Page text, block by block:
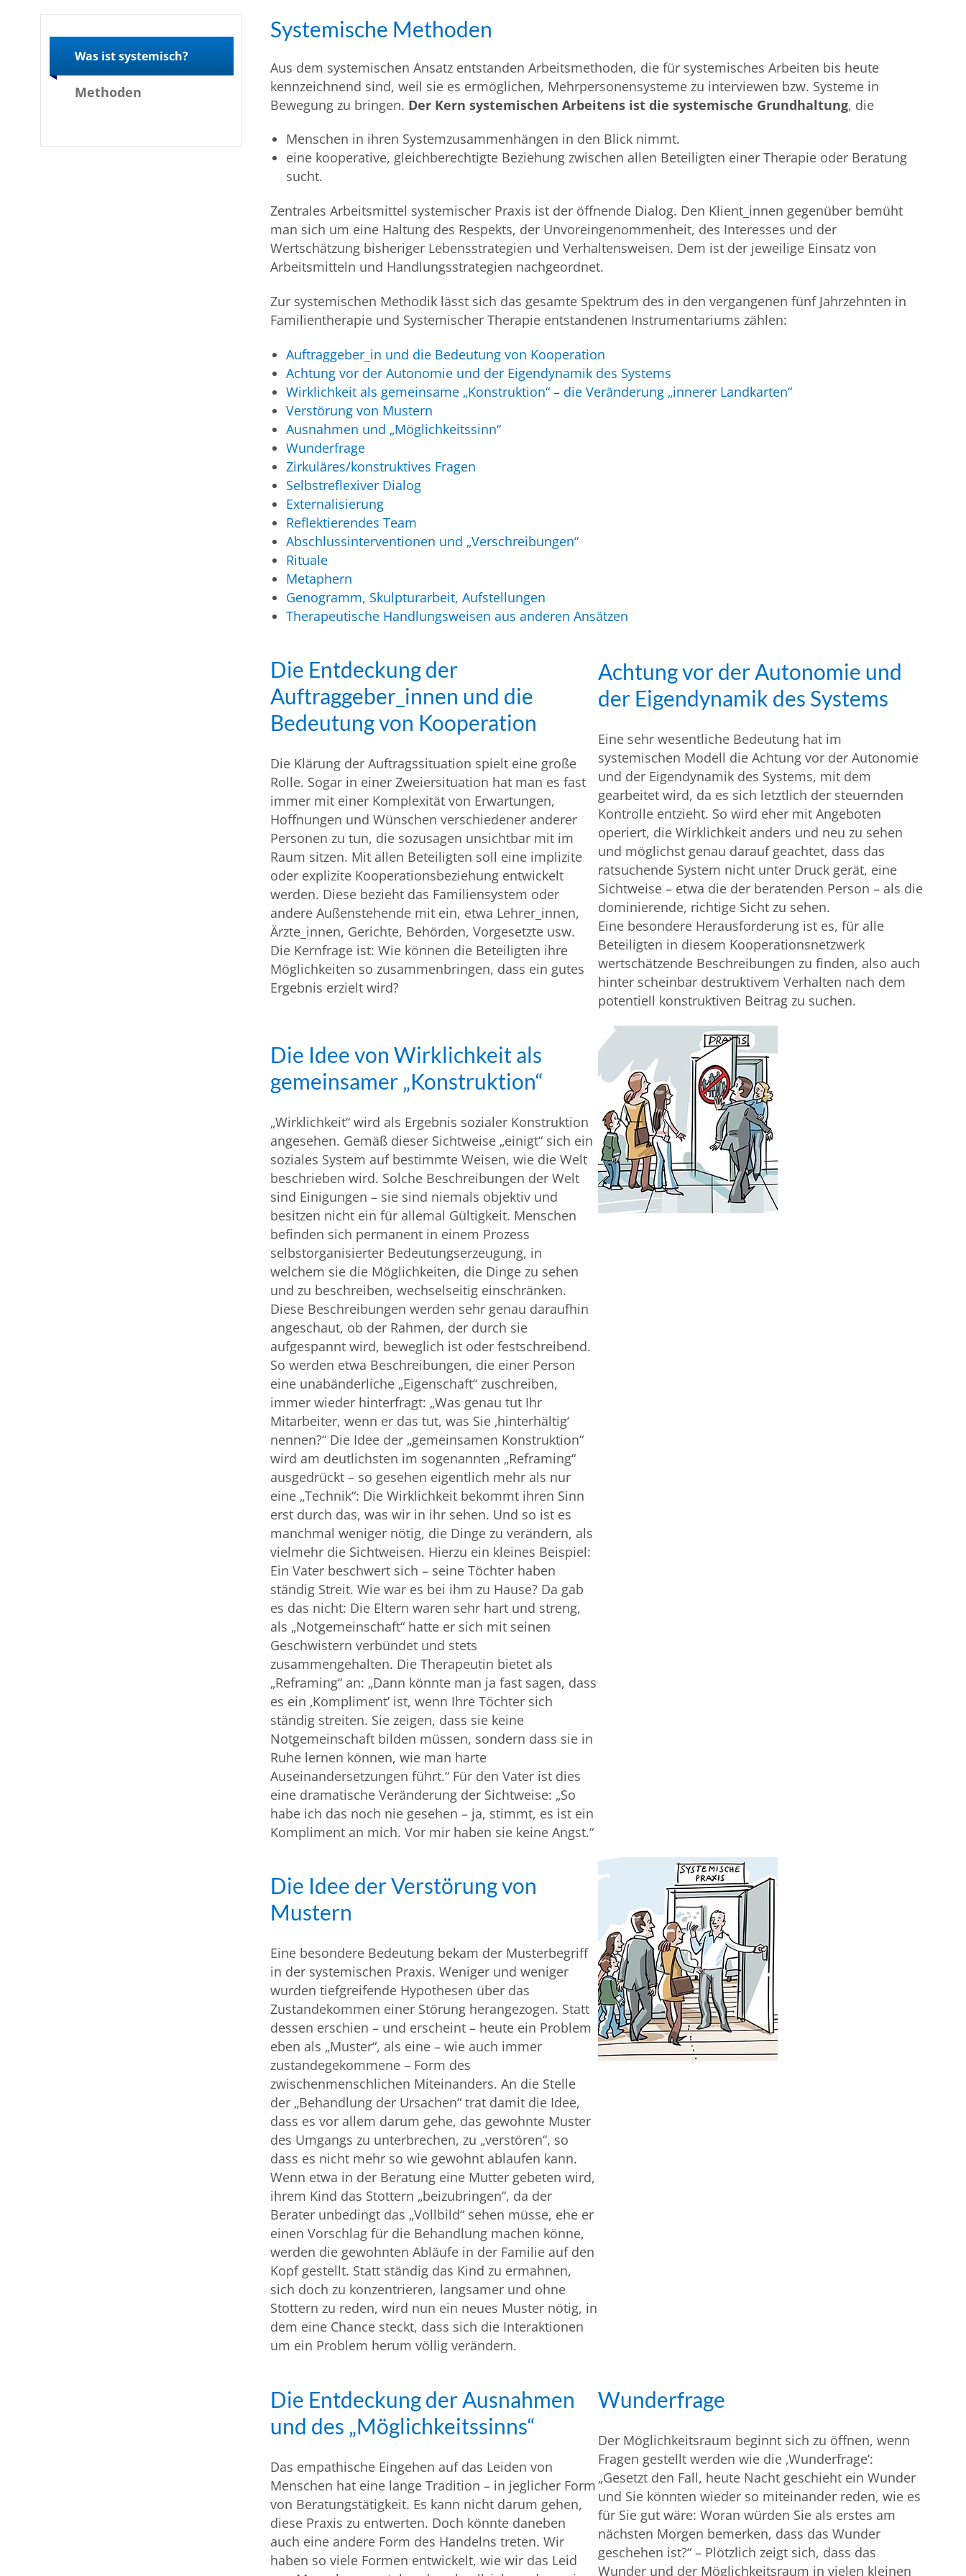
Was ist systemisch?
Methoden
Systemische Methoden
Aus dem systemischen Ansatz entstanden Arbeitsmethoden, die für systemisches Arbeiten bis heute
kennzeichnend sind, weil sie es ermöglichen, Mehrpersonensysteme zu interviewen bzw. Systeme in
Bewegung zu bringen. Der Kern systemischen Arbeitens ist die systemische Grundhaltung, die
Menschen in ihren Systemzusammenhängen in den Blick nimmt.
eine kooperative, gleichberechtigte Beziehung zwischen allen Beteiligten einer Therapie oder Beratung
sucht.
Zentrales Arbeitsmittel systemischer Praxis ist der öffnende Dialog. Den Klient_innen gegenüber bemüht
man sich um eine Haltung des Respekts, der Unvoreingenommenheit, des Interesses und der
Wertschätzung bisheriger Lebensstrategien und Verhaltensweisen. Dem ist der jeweilige Einsatz von
Arbeitsmitteln und Handlungsstrategien nachgeordnet.
Zur systemischen Methodik lässt sich das gesamte Spektrum des in den vergangenen fünf Jahrzehnten in
Familientherapie und Systemischer Therapie entstandenen Instrumentariums zählen:
Auftraggeber_in und die Bedeutung von Kooperation
Achtung vor der Autonomie und der Eigendynamik des Systems
Wirklichkeit als gemeinsame „Konstruktion“ – die Veränderung „innerer Landkarten“
Verstörung von Mustern
Ausnahmen und „Möglichkeitssinn“
Wunderfrage
Zirkuläres/konstruktives Fragen
Selbstreflexiver Dialog
Externalisierung
Reflektierendes Team
Abschlussinterventionen und „Verschreibungen“
Rituale
Metaphern
Genogramm, Skulpturarbeit, Aufstellungen
Therapeutische Handlungsweisen aus anderen Ansätzen
Die Entdeckung der
Auftraggeber_innen und die
Bedeutung von Kooperation
Die Klärung der Auftragssituation spielt eine große
Rolle. Sogar in einer Zweiersituation hat man es fast
immer mit einer Komplexität von Erwartungen,
Hoffnungen und Wünschen verschiedener anderer
Personen zu tun, die sozusagen unsichtbar mit im
Raum sitzen. Mit allen Beteiligten soll eine implizite
oder explizite Kooperationsbeziehung entwickelt
werden. Diese bezieht das Familiensystem oder
andere Außenstehende mit ein, etwa Lehrer_innen,
Ärzte_innen, Gerichte, Behörden, Vorgesetzte usw.
Die Kernfrage ist: Wie können die Beteiligten ihre
Möglichkeiten so zusammenbringen, dass ein gutes
Ergebnis erzielt wird?
Achtung vor der Autonomie und
der Eigendynamik des Systems
Eine sehr wesentliche Bedeutung hat im
systemischen Modell die Achtung vor der Autonomie
und der Eigendynamik des Systems, mit dem
gearbeitet wird, da es sich letztlich der steuernden
Kontrolle entzieht. So wird eher mit Angeboten
operiert, die Wirklichkeit anders und neu zu sehen
und möglichst genau darauf geachtet, dass das
ratsuchende System nicht unter Druck gerät, eine
Sichtweise – etwa die der beratenden Person – als die
dominierende, richtige Sicht zu sehen.
Eine besondere Herausforderung ist es, für alle
Beteiligten in diesem Kooperationsnetzwerk
wertschätzende Beschreibungen zu finden, also auch
hinter scheinbar destruktivem Verhalten nach dem
potentiell konstruktiven Beitrag zu suchen.
Die Idee von Wirklichkeit als
gemeinsamer „Konstruktion“
„Wirklichkeit“ wird als Ergebnis sozialer Konstruktion
angesehen. Gemäß dieser Sichtweise „einigt“ sich ein
soziales System auf bestimmte Weisen, wie die Welt
beschrieben wird. Solche Beschreibungen der Welt
sind Einigungen – sie sind niemals objektiv und
besitzen nicht ein für allemal Gültigkeit. Menschen
befinden sich permanent in einem Prozess
selbstorganisierter Bedeutungserzeugung, in
welchem sie die Möglichkeiten, die Dinge zu sehen
und zu beschreiben, wechselseitig einschränken.
Diese Beschreibungen werden sehr genau daraufhin
angeschaut, ob der Rahmen, der durch sie
aufgespannt wird, beweglich ist oder festschreibend.
So werden etwa Beschreibungen, die einer Person
eine unabänderliche „Eigenschaft“ zuschreiben,
immer wieder hinterfragt: „Was genau tut Ihr
Mitarbeiter, wenn er das tut, was Sie ‚hinterhältig‘
nennen?“ Die Idee der „gemeinsamen Konstruktion“
wird am deutlichsten im sogenannten „Reframing“
ausgedrückt – so gesehen eigentlich mehr als nur
eine „Technik“: Die Wirklichkeit bekommt ihren Sinn
erst durch das, was wir in ihr sehen. Und so ist es
manchmal weniger nötig, die Dinge zu verändern, als
vielmehr die Sichtweisen. Hierzu ein kleines Beispiel:
Ein Vater beschwert sich – seine Töchter haben
ständig Streit. Wie war es bei ihm zu Hause? Da gab
es das nicht: Die Eltern waren sehr hart und streng,
als „Notgemeinschaft“ hatte er sich mit seinen
Geschwistern verbündet und stets
zusammengehalten. Die Therapeutin bietet als
„Reframing“ an: „Dann könnte man ja fast sagen, dass
es ein ‚Kompliment’ ist, wenn Ihre Töchter sich
ständig streiten. Sie zeigen, dass sie keine
Notgemeinschaft bilden müssen, sondern dass sie in
Ruhe lernen können, wie man harte
Auseinandersetzungen führt.“ Für den Vater ist dies
eine dramatische Veränderung der Sichtweise: „So
habe ich das noch nie gesehen – ja, stimmt, es ist ein
Kompliment an mich. Vor mir haben sie keine Angst.“
Die Idee der Verstörung von
Mustern
Eine besondere Bedeutung bekam der Musterbegriff
in der systemischen Praxis. Weniger und weniger
wurden tiefgreifende Hypothesen über das
Zustandekommen einer Störung herangezogen. Statt
dessen erschien – und erscheint – heute ein Problem
eben als „Muster“, als eine – wie auch immer
zustandegekommene – Form des
zwischenmenschlichen Miteinanders. An die Stelle
der „Behandlung der Ursachen“ trat damit die Idee,
dass es vor allem darum gehe, das gewohnte Muster
des Umgangs zu unterbrechen, zu „verstören“, so
dass es nicht mehr so wie gewohnt ablaufen kann.
Wenn etwa in der Beratung eine Mutter gebeten wird,
ihrem Kind das Stottern „beizubringen“, da der
Berater unbedingt das „Vollbild“ sehen müsse, ehe er
einen Vorschlag für die Behandlung machen könne,
werden die gewohnten Abläufe in der Familie auf den
Kopf gestellt. Statt ständig das Kind zu ermahnen,
sich doch zu konzentrieren, langsamer und ohne
Stottern zu reden, wird nun ein neues Muster nötig, in
dem eine Chance steckt, dass sich die Interaktionen
um ein Problem herum völlig verändern.
Die Entdeckung der Ausnahmen
und des „Möglichkeitssinns“
Das empathische Eingehen auf das Leiden von
Menschen hat eine lange Tradition – in jeglicher Form
von Beratungstätigkeit. Es kann nicht darum gehen,
diese Praxis zu entwerten. Doch könnte daneben
auch eine andere Form des Handelns treten. Wir
haben so viele Formen entwickelt, wie wir das Leid
Wunderfrage
Der Möglichkeitsraum beginnt sich zu öffnen, wenn
Fragen gestellt werden wie die ‚Wunderfrage‘:
„Gesetzt den Fall, heute Nacht geschieht ein Wunder
und Sie könnten wieder so miteinander reden, wie es
für Sie gut wäre: Woran würden Sie als erstes am
nächsten Morgen bemerken, dass das Wunder
geschehen ist?“ – Plötzlich zeigt sich, dass das
Wunder und der Möglichkeitsraum in vielen kleinen